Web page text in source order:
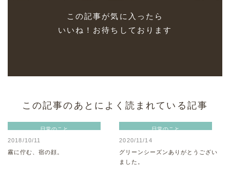
この記事が気に入ったら
いいね！お待ちしております
この記事のあとによく読まれている記事
日常のこと
2018/10/11
霧に佇む、宿の顔。
日常のこと
2020/11/14
グリーンシーズンありがとうござい
ました。